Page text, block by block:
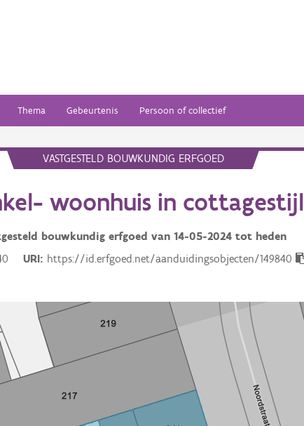
Thema Gebeurtenis Persoon of collectief
VASTGESTELD BOUWKUNDIG ERFGOED
woonhuis in cottagestijl
bouwkundig erfgoed van14-05-2024 tot heden
URI https://id.erfgoed.net/aanduidingsobjecten/149840